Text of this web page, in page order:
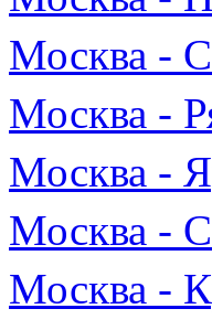
Москва -
Москва -
Москва -
Москва -
Москва -